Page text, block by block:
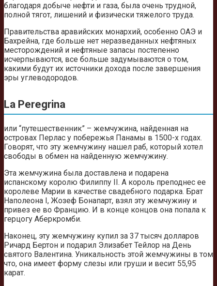
благодаря добыче нефти и газа, была очень трудной,
полной тягот, лишений и физически тяжелого труда.
Правительства аравийских монархий, особенно ОАЭ и
Бахрейна, где больше нет неразведанных нефтяных
месторождений и нефтяные запасы постепенно
исчерпываются, все больше задумываются о том,
какими будут их источники дохода после завершения
эры углеводородов.
La Peregrina
или “путешественник” – жемчужина, найденная на
островах Перлас у побережья Панамы в 1500-х годах.
Говорят, что эту жемчужину нашел раб, который хотел
свободы в обмен на найденную жемчужину.
Эта жемчужина была доставлена ​​и подарена
испанскому королю Филиппу II. А король преподнес ее
королеве Марии в качестве свадебного подарка. Брат
Наполеона I, Жозеф Бонапарт, взял эту жемчужину и
привез ее во Францию. И в конце концов она попала к
герцогу Аберкромби.
Наконец, эту жемчужину купил за 37 тысяч долларов
Ричард Бертон и подарил Элизабет Тейлор на День
святого Валентина. Уникальность этой жемчужины в том
что, она имеет форму слезы или груши и весит 55,95
карат.